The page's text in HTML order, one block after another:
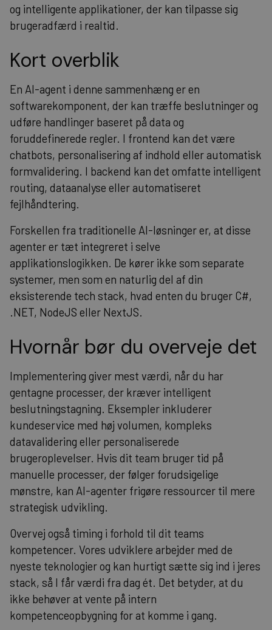
og intelligente applikationer, der kan tilpasse sig
brugeradfærd i realtid.
Kort overblik
En AI-agent i denne sammenhæng er en
softwarekomponent, der kan træffe beslutninger og
udføre handlinger baseret på data og
foruddefinerede regler. I frontend kan det være
chatbots, personalisering af indhold eller automatisk
formvalidering. I backend kan det omfatte intelligent
routing, dataanalyse eller automatiseret
fejlhåndtering.
Forskellen fra traditionelle AI-løsninger er, at disse
agenter er tæt integreret i selve
applikationslogikken. De kører ikke som separate
systemer, men som en naturlig del af din
eksisterende tech stack, hvad enten du bruger C#,
.NET, NodeJS eller NextJS.
Hvornår bør du overveje det
Implementering giver mest værdi, når du har
gentagne processer, der kræver intelligent
beslutningstagning. Eksempler inkluderer
kundeservice med høj volumen, kompleks
datavalidering eller personaliserede
brugeroplevelser. Hvis dit team bruger tid på
manuelle processer, der følger forudsigelige
mønstre, kan AI-agenter frigøre ressourcer til mere
strategisk udvikling.
Overvej også timing i forhold til dit teams
kompetencer. Vores udviklere arbejder med de
nyeste teknologier og kan hurtigt sætte sig ind i jeres
stack, så I får værdi fra dag ét. Det betyder, at du
ikke behøver at vente på intern
kompetenceopbygning for at komme i gang.